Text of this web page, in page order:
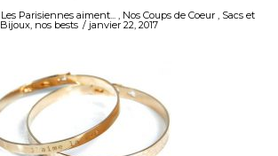
Les Parisiennes aiment... Nos Coups de Coeur Sacs et
Bijoux, nos bests janvier 22, 2017